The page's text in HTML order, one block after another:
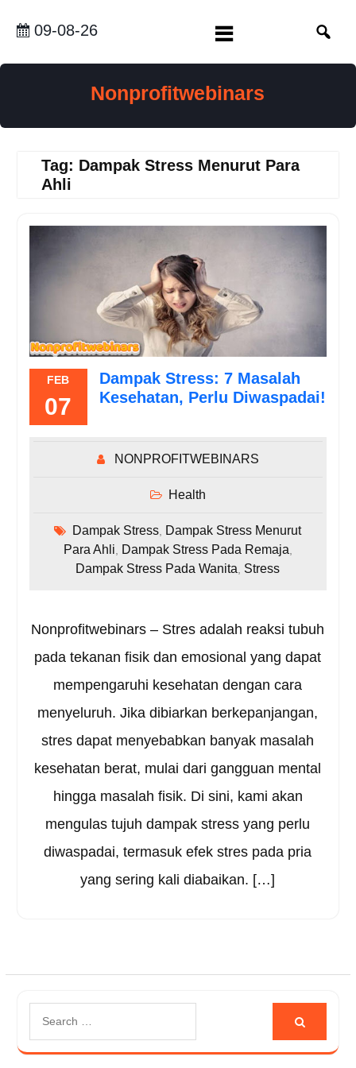
09-08-26
Nonprofitwebinars
Tag: Dampak Stress Menurut Para
Ahli
FEB
07
Dampak Stress: 7 Masalah
Kesehatan, Perlu Diwaspadai!
NONPROFITWEBINARS
Health
Dampak Stress, Dampak Stress Menurut
Para Ahli, Dampak Stress Pada Remaja,
Dampak Stress Pada Wanita, Stress
Nonprofitwebinars – Stres adalah reaksi tubuh
pada tekanan fisik dan emosional yang dapat
mempengaruhi kesehatan dengan cara
menyeluruh. Jika dibiarkan berkepanjangan,
stres dapat menyebabkan banyak masalah
kesehatan berat, mulai dari gangguan mental
hingga masalah fisik. Di sini, kami akan
mengulas tujuh dampak stress yang perlu
diwaspadai, termasuk efek stres pada pria
yang sering kali diabaikan. […]